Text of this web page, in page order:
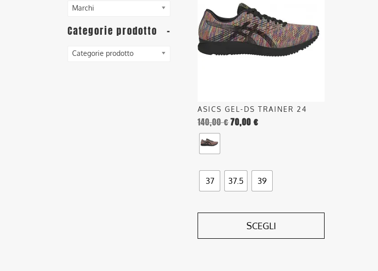
Marchi
Categorie prodotto -
Categorie prodotto
ASICS GEL-DS TRAINER 24
140,00€70,00€
37 37.5 39
SCEGLI
più
varianti.
Le
opzioni
pagina
del
prodotto